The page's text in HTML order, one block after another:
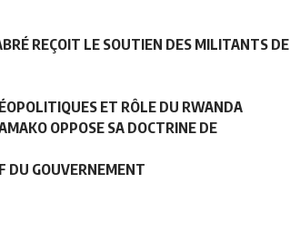
REÇOIT LE SOUTIEN DES MILITANTS DE
ET RÔLE DU RWANDA
OPPOSE SA DOCTRINE DE
DU GOUVERNEMENT